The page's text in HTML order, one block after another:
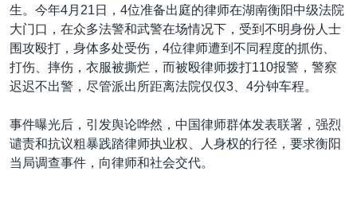
生。今年4月21日，4位准备出庭的律师在湖南衡阳中级法院
大门口，在众多法警和武警在场情况下，受到不明身份人士
围攻殴打，身体多处受伤，4位律师遭到不同程度的抓伤、
打伤、摔伤，衣服被撕烂，而被殴律师拨打110报警，警察
迟迟不出警，尽管派出所距离法院仅仅3、4分钟车程。
事件曝光后，引发舆论哗然，中国律师群体发表联署，强烈
谴责和抗议粗暴践踏律师执业权、人身权的行径，要求衡阳
当局调查事件，向律师和社会交代。